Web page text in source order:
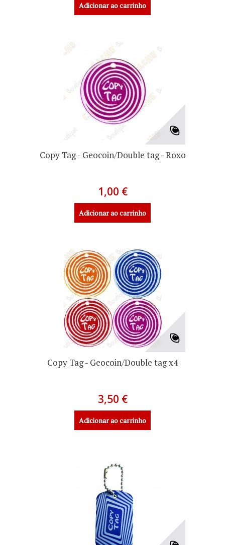
Adicionar ao carrinho
Copy Tag - Geocoin/Double tag - Roxo
1,00 €
Adicionar ao carrinho
Copy Tag - Geocoin/Double tag x4
3,50 €
Adicionar ao carrinho